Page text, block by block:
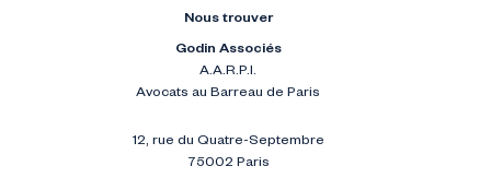
Nous trouver
Godin Associés
A.A.R.P.I.
Avocats au Barreau de Paris
12, rue du Quatre-Septembre
75002 Paris